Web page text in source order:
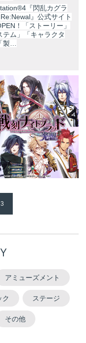
『閃乱カグラ
』公式サイト
！「ストーリー」
テム」「キャラクタ
製…
3
アミューズメント
ク ステージ
その他